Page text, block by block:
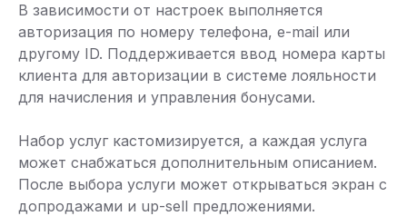
В зависимости от настроек выполняется
авторизация по номеру телефона, e-mail или
другому ID. Поддерживается ввод номера карты
клиента для авторизации в системе лояльности
для начисления и управления бонусами.
Набор услуг кастомизируется, а каждая услуга
может снабжаться дополнительным описанием.
После выбора услуги может открываться экран с
допродажами и up-sell предложениями.